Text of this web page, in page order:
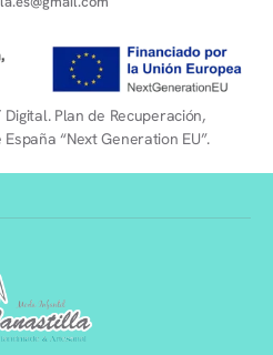
Plan de Recuperación,
“Next Generation EU”.